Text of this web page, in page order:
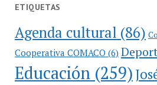
ETIQUETAS
Agenda cultural (86)
Cooperativa COMACO(6)
Educación(259)